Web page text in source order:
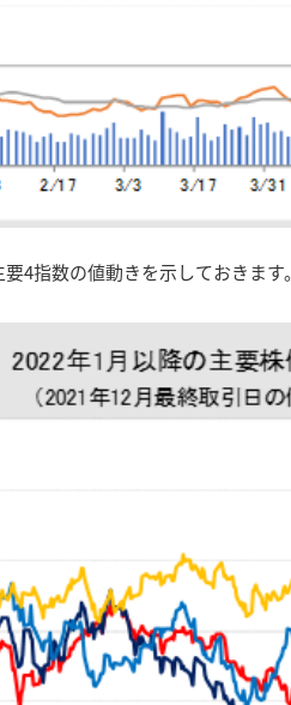
4指数の値動きを示しておきます。